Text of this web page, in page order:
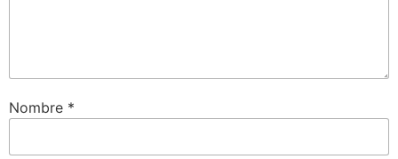
Nombre *